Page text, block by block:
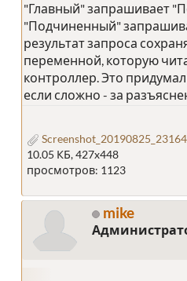
"Главный" запрашивает
"Подчиненный"
результат запроса
переменной, которую
контроллер. Это придумал
если сложно - за
10.05 КБ, 427x448
просмотров: 1123
mike